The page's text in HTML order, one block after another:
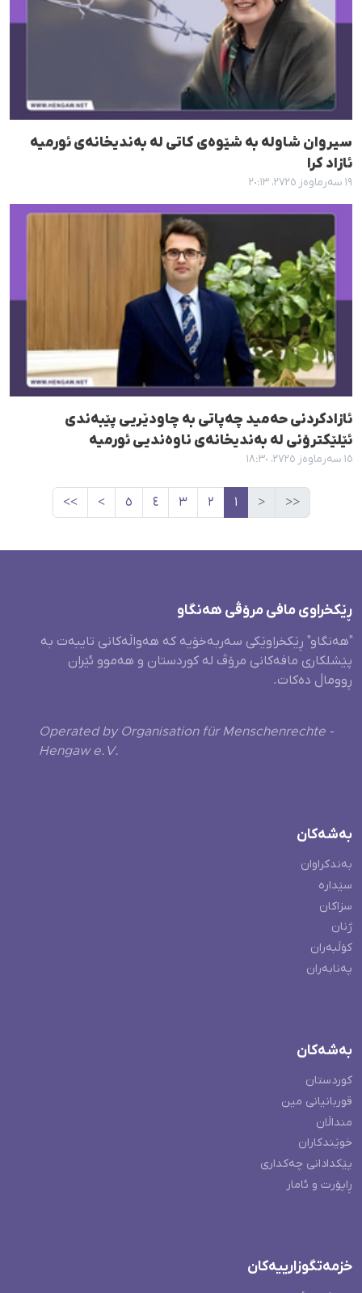
سیروان شاولە بە شێوەی کاتی لە بەندیخانەی ئورمیە
ئازاد کرا
١٩ سەرماوەز ٢٧٢٥، ٢٠:١٣
ئازادکردنی حەمید چەپاتی بە چاودێریی پێبەندی
ئێلێکترۆنی لە بەندیخانەی ناوەندیی ئورمیە
١٥ سەرماوەز ٢٧٢٥، ١٨:٣٠
<<
< ١ ٢ ٣ ٤ ٥ >
>>
ڕێکخراوی مافی مرۆڤی هەنگاو
"هەنگاو" ڕێکخراوێکی سەربەخۆیە کە هەواڵەکانی تایبەت بە
پێشلکاری مافەکانی مرۆڤ لە کوردستان و هەموو ئێران
ڕووماڵ دەکات.
Operated by Organisation für Menschenrechte -
Hengaw e.V.
بەشەکان
بەندکراوان
سێدارە
سزاکان
ژنان
کۆڵبەران
پەنابەران
بەشەکان
کوردستان
قوربانیانی مین
منداڵان
خوێندکاران
پێکدادانی چەکداری
ڕاپۆرت و ئامار
خزمەتگوزارییەکان